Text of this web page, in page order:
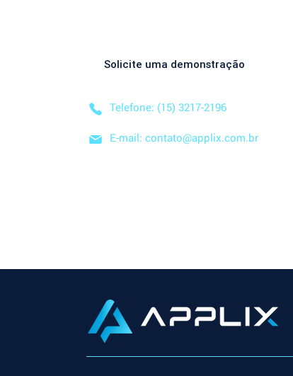
Telefone: (15) 3217-2196
E-mail: contato@applix.com.br
Solicite uma demonstração